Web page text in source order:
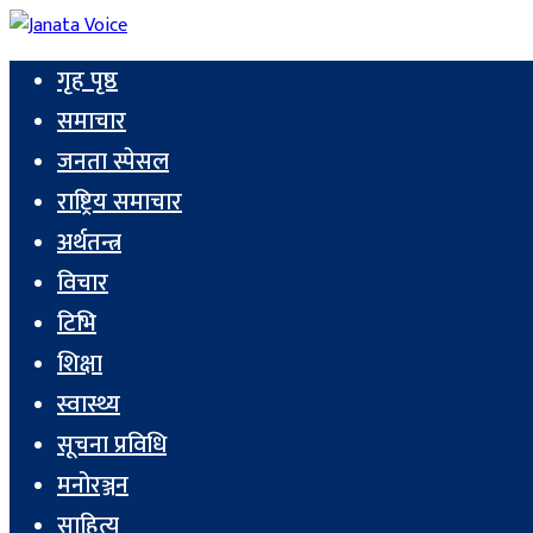
गृह पृष्ठ
समाचार
जनता स्पेसल
राष्ट्रिय समाचार
अर्थतन्त्र
विचार
टिभि
शिक्षा
स्वास्थ्य
सूचना प्रविधि
मनोरञ्जन